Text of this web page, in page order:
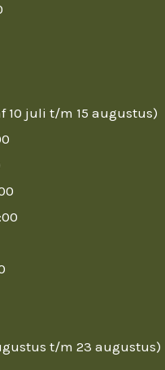
10 juli t/m 15 augustus)
t/m 23 augustus)